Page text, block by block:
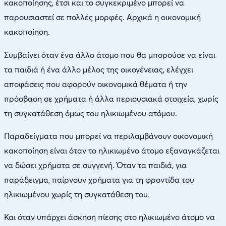
κακοποίησης, έτσι και το συγκεκριμένο μπορεί να
παρουσιαστεί σε πολλές μορφές. Αρχικά η οικονομική
κακοποίηση.
Συμβαίνει όταν ένα άλλο άτομο που θα μπορούσε να είναι
τα παιδιά ή ένα άλλο μέλος της οικογένειας, ελέγχει
αποφάσεις που αφορούν οικονομικά θέματα ή την
πρόσβαση σε χρήματα ή άλλα περιουσιακά στοιχεία, χωρίς
τη συγκατάθεση όμως του ηλικιωμένου ατόμου.
Παραδείγματα που μπορεί να περιλαμβάνουν οικονομική
κακοποίηση είναι όταν το ηλικιωμένο άτομο εξαναγκάζεται
να δώσει χρήματα σε συγγενή. Όταν τα παιδιά, για
παράδειγμα, παίρνουν χρήματα για τη φροντίδα του
ηλικιωμένου χωρίς τη συγκατάθεση του.
Και όταν υπάρχει άσκηση πίεσης στο ηλικιωμένο άτομο να